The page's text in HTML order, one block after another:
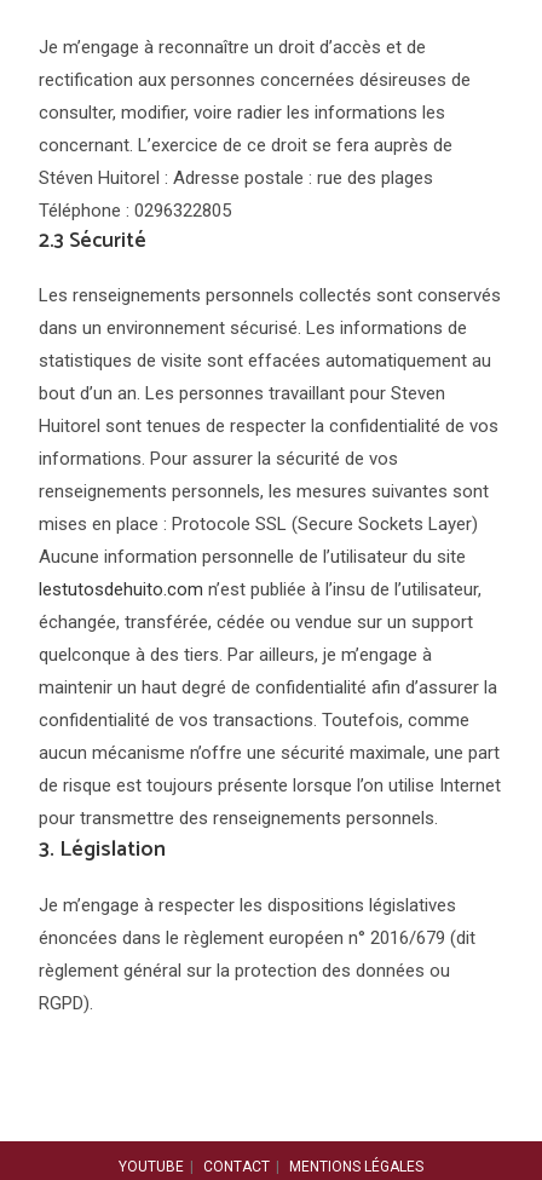
Je m’engage à reconnaître un droit d’accès et de
rectification aux personnes concernées désireuses de
consulter, modifier, voire radier les informations les
concernant. L’exercice de ce droit se fera auprès de
Stéven Huitorel : Adresse postale : rue des plages
Téléphone : 0296322805
2.3 Sécurité
Les renseignements personnels collectés sont conservés
dans un environnement sécurisé. Les informations de
statistiques de visite sont effacées automatiquement au
bout d’un an. Les personnes travaillant pour Steven
Huitorel sont tenues de respecter la confidentialité de vos
informations. Pour assurer la sécurité de vos
renseignements personnels, les mesures suivantes sont
mises en place : Protocole SSL (Secure Sockets Layer)
Aucune information personnelle de l’utilisateur du site
lestutosdehuito.com n’est publiée à l’insu de l’utilisateur,
échangée, transférée, cédée ou vendue sur un support
quelconque à des tiers. Par ailleurs, je m’engage à
maintenir un haut degré de confidentialité afin d’assurer la
confidentialité de vos transactions. Toutefois, comme
aucun mécanisme n’offre une sécurité maximale, une part
de risque est toujours présente lorsque l’on utilise Internet
pour transmettre des renseignements personnels.
3. Législation
Je m’engage à respecter les dispositions législatives
énoncées dans le règlement européen n° 2016/679 (dit
règlement général sur la protection des données ou
RGPD).
YOUTUBE CONTACT MENTIONS LÉGALES